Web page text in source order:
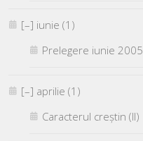
[–] iunie (1)
Prelegere iunie 2005
[–] aprilie (1)
Caracterul creştin (II)